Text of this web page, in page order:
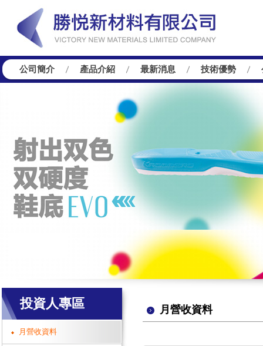
公司簡介 產品介紹 最新消息 技術優勢
投資人專區
月營收資料
月營收資料